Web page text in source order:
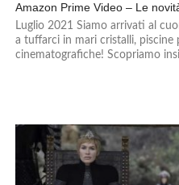
Amazon Prime Video – Le
Luglio 2021 Siamo arrivati al
a tuffarci in mari cristalli, piscine
cinematografiche! Scopriamo